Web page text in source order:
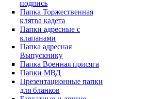
подпись
Папка Торжественная
клятва кадета
Папки адресные с
клапанами
Папка адресная
Выпускнику
Папка Военная присяга
Папки МВД
Презентационные папки
для бланков